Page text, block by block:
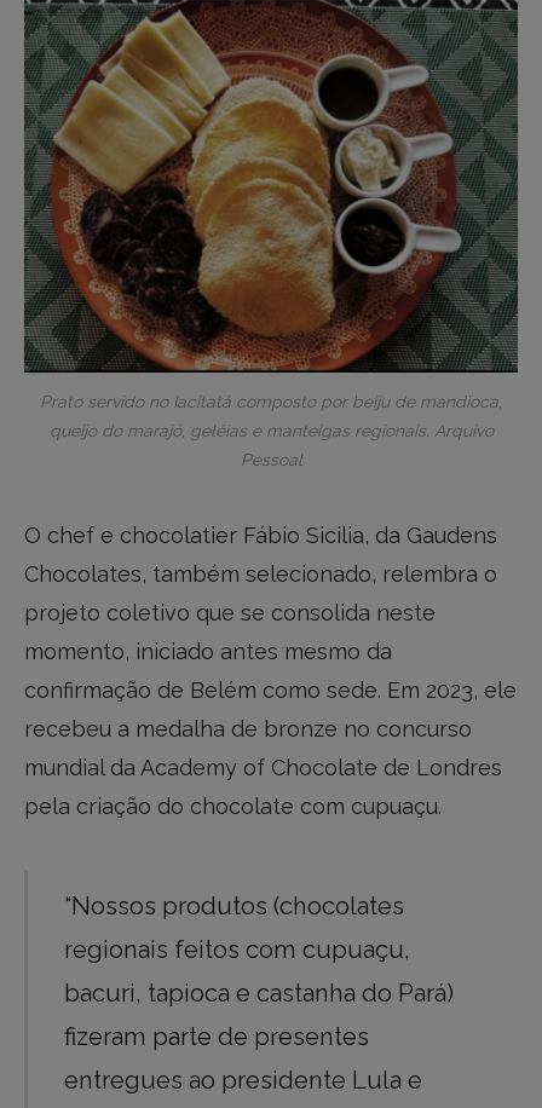
Prato servido no Iacitatá composto por beiju de mandioca,
queijo do marajó, geléias e manteigas regionais. Arquivo
Pessoal
O chef e chocolatier Fábio Sicilia, da Gaudens
Chocolates, também selecionado, relembra o
projeto coletivo que se consolida neste
momento, iniciado antes mesmo da
confirmação de Belém como sede. Em 2023, ele
recebeu a medalha de bronze no concurso
mundial da Academy of Chocolate de Londres
pela criação do chocolate com cupuaçu.
“Nossos produtos (chocolates
regionais feitos com cupuaçu,
bacuri, tapioca e castanha do Pará)
fizeram parte de presentes
entregues ao presidente Lula e